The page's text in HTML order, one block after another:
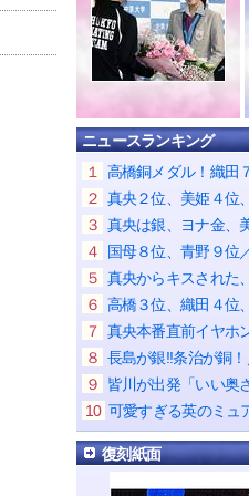
ニュースランキング
１
高橋銅メダル！織田
２ 真央２位、美姫４位
３ 真央は銀、ヨナ金、
４
国母８位、青野９位
５ 真央からキスされた
６ 高橋３位、織田４位
７ 真央本番直前イヤホ
８ 長島が銀!!条治が銅
９
皆川が出発「いい奥
10 可愛すぎる英のミュ
復刻紙面